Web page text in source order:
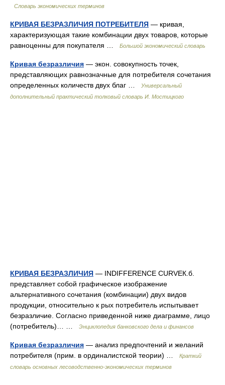
Словарь экономических терминов
КРИВАЯ БЕЗРАЗЛИЧИЯ ПОТРЕБИТЕЛЯ — кривая,
характеризующая такие комбинации двух товаров, которые
равноценны для покупателя …
Большой экономический словарь
Кривая безразличия — экон. совокупность точек,
представляющих равнозначные для потребителя сочетания
определенных количеств двух благ …
Универсальный
дополнительный практический толковый словарь И. Мостицкого
КРИВАЯ БЕЗРАЗЛИЧИЯ — INDIFFERENCE CURVEК.б.
представляет собой графическое изображение
альтернативного сочетания (комбинации) двух видов
продукции, относительно к рых потребитель испытывает
безразличие. Согласно приведенной ниже диаграмме, лицо
(потребитель)… …
Энциклопедия банковского дела и финансов
Кривая безразличия — анализ предпочтений и желаний
потребителя (прим. в ординалистской теории) …
Краткий
словарь основных лесоводственно-экономических терминов